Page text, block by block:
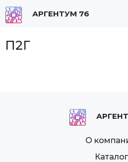
АРГЕНТУМ 76
П2Г
О
Каталог